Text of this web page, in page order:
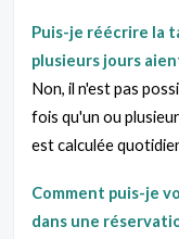
Puis-je réécrire la
plusieurs jours
Non, il n'est pas
fois qu'un ou
est calculée
Comment puis-je
dans une